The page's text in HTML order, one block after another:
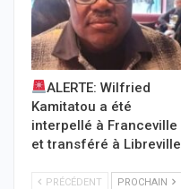
ALERTE: Wilfried
Kamitatou a été
interpellé à Franceville
et transféré à Libreville
PRÉCÉDENT PROCHAIN